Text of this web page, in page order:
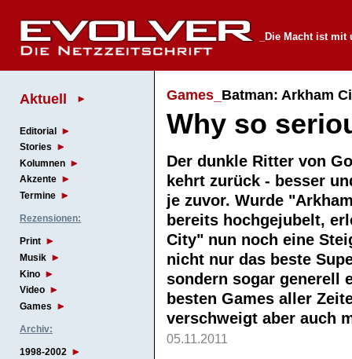
_Die Macht ist mit
Aktuell
Editorial
Stories
Kolumnen
Akzente
Termine
Rezensionen:
Print
Musik
Kino
Video
Games
Archiv:
1998-2002
Games_ Batman: Arkham
Why so
Der dunkle Ritter von
kehrt zurück - besser
je zuvor. Wurde
bereits hochgejubelt,
City" nun noch eine
nicht nur das beste
sondern sogar generell
besten Games aller
verschweigt aber auch
05.11.2011